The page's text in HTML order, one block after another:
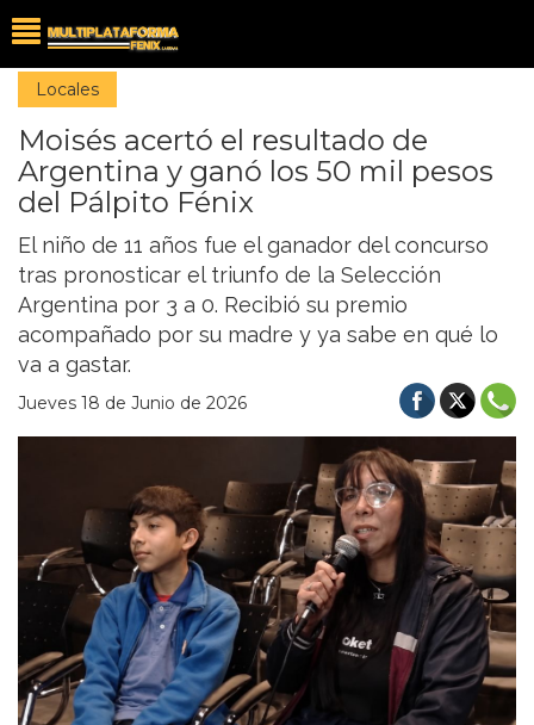
Locales
Moisés acertó el resultado de
Argentina y ganó los 50 mil pesos
del Pálpito Fénix
El niño de 11 años fue el ganador del concurso
tras pronosticar el triunfo de la Selección
Argentina por 3 a 0. Recibió su premio
acompañado por su madre y ya sabe en qué lo
va a gastar.
Jueves 18 de Junio de 2026